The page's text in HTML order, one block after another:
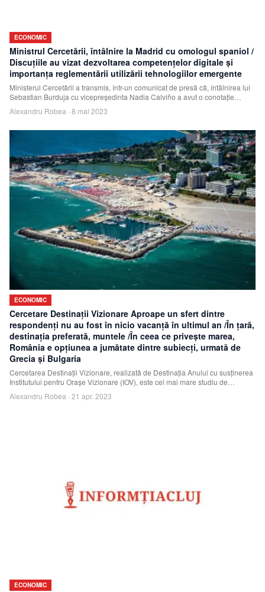
ECONOMIC
Ministrul Cercetării, întâlnire la Madrid cu omologul spaniol /
Discuţiile au vizat dezvoltarea competenţelor digitale şi
importanţa reglementării utilizării tehnologiilor emergente
Ministerul Cercetării a transmis, într-un comunicat de presă că, întâlnirea lui
Sebastian Burduja cu vicepreşedinta Nadia Calviño a avut o conotaţie
Alexandru Robea · 8 mai 2023
ECONOMIC
Cercetare Destinaţii Vizionare Aproape un sfert dintre
respondenţi nu au fost în nicio vacanţă în ultimul an /În ţară,
destinaţia preferată, muntele /În ceea ce priveşte marea,
România e opţiunea a jumătate dintre subiecţi, urmată de
Grecia şi Bulgaria
Cercetarea Destinaţii Vizionare, realizată de Destinaţia Anului cu susţinerea
Institutului pentru Oraşe Vizionare (IOV), este cel mai mare studiu de
Alexandru Robea · 21 apr. 2023
ECONOMIC